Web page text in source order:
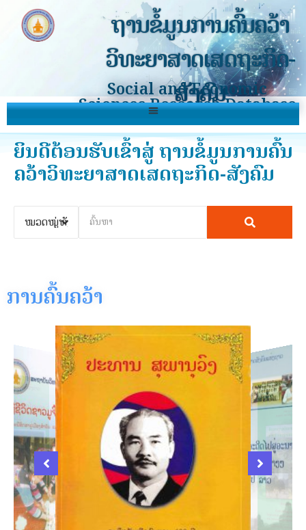
ຖານຂໍ້ມູນການຄົ້ນຄວ້າ
ວິທະຍາສາດເສດຖະກິດ-
ສັງຄົມ
Social and Economic
Sciences Research Database
ຍິນດີຕ້ອນຮັບເຂົ້າສູ່ ຖານຂໍ້ມູນການຄົ້ນ
ຄວ້າວິທະຍາສາດເສດຖະກິດ-ສັງຄົມ
ການຄົ້ນຄວ້າ